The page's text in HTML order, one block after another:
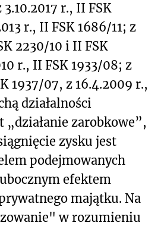
r., II FSK
r., II FSK 1686/11; z
2230/10 i II FSK
r., II FSK 1933/08; z
1937/07, z 16.4.2009 r.,
działalności
„działanie zarobkowe”,
zysku jest
podejmowanych
efektem
majątku. Na
w rozumieniu